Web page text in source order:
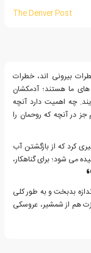
The Denver Post
بیرونی اند، خطرات
ما هستند؛ آدمکشان
چه اهمیت دارد آنچه
جز در آنچه که روحمان را
کرد که از بازگشتن آب
می شود؛ برای گناهکار،
بدبخت و به طور کلی
هم از شمشیر، عروسکی